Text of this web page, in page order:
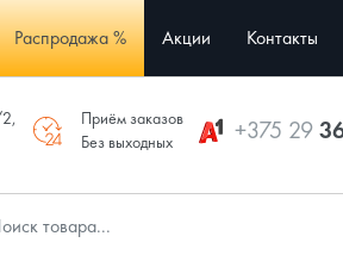
Распродажа % Акции Контакты
Приём заказов
Без выходных
+375 29